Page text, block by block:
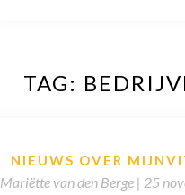
TAG:
NIEUWS OVER
Mariëtte van den Berge | 25